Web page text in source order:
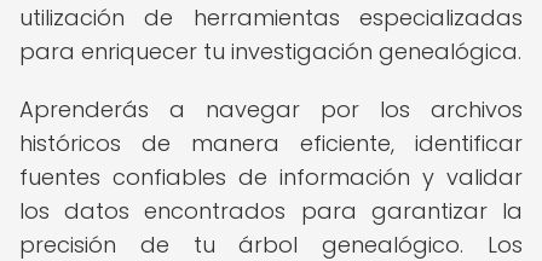
utilización de herramientas especializadas
para enriquecer tu investigación genealógica.
Aprenderás a navegar por los archivos
históricos de manera eficiente, identificar
fuentes confiables de información y validar
los datos encontrados para garantizar la
precisión de tu árbol genealógico. Los